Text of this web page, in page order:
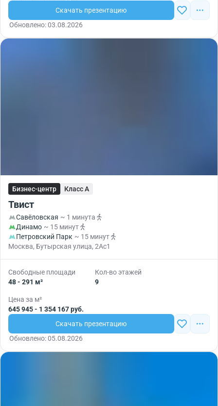
Скачать презентацию
Обновлено: 03.08.2026
Бизнес-центр Класс A
Твист
Савёловская ~ 1 минута
Динамо ~ 15 минут
Петровский Парк ~ 15 минут
Москва, Бутырская улица, 2Ас1
Свободные площади
48 - 291 м²
Кол-во этажей
9
Цена за м²
645 945 - 1 354 167 руб.
Скачать презентацию
Обновлено: 05.08.2026